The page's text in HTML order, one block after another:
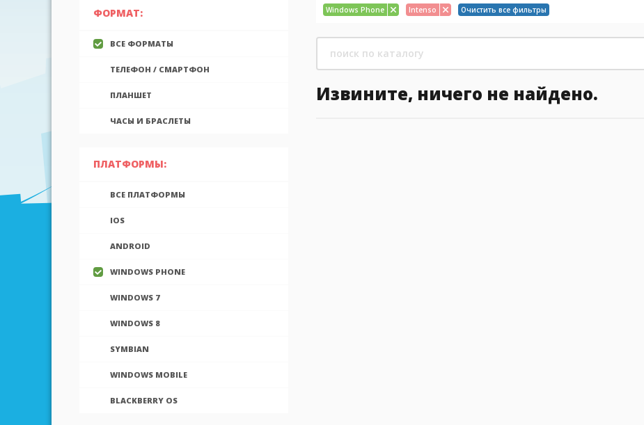
ФОРМАТ:
ВСЕ ФОРМАТЫ
ТЕЛЕФОН / СМАРТФОН
ПЛАНШЕТ
ЧАСЫ И БРАСЛЕТЫ
ПЛАТФОРМЫ:
ВСЕ ПЛАТФОРМЫ
IOS
ANDROID
WINDOWS PHONE
WINDOWS 7
WINDOWS 8
SYMBIAN
WINDOWS MOBILE
BLACKBERRY OS
Windows Phone Intenso Очистить все фильтры
Извините, ничего не найдено.